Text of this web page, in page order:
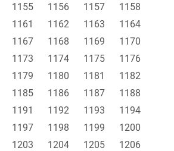
1155 1156 1157
1158
1161 1162 1163
1164
1167 1168 1169
1170
1173 1174 1175
1176
1179 1180 1181
1182
1185 1186 1187
1188
1191 1192 1193
1194
1197 1198 1199
1200
1203 1204 1205
1206